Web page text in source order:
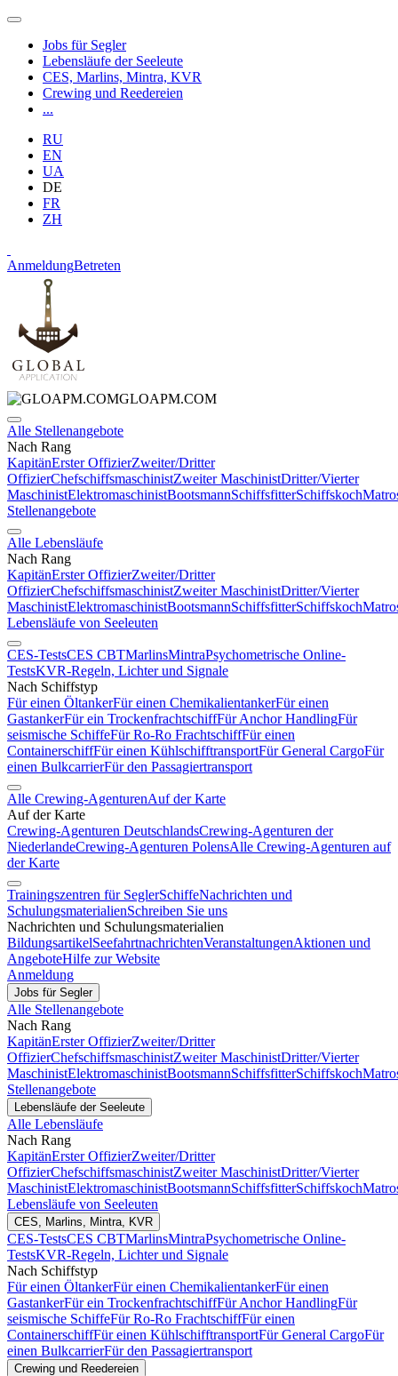
Jobs für Segler
Lebensläufe der Seeleute
CES, Marlins, Mintra, KVR
Crewing und Reedereien
...
RU
EN
UA
DE
FR
ZH
AnmeldungBetreten
GLOAPM.COM
Alle Stellenangebote
Nach Rang
KapitänErster OffizierZweiter/Dritter
OffizierChefschiffsmaschinistZweiter MaschinistDritter/Vierter
MaschinistElektromaschinistBootsmannSchiffsfitterSchiffskoch
Stellenangebote
Alle Lebensläufe
Nach Rang
KapitänErster OffizierZweiter/Dritter
OffizierChefschiffsmaschinistZweiter MaschinistDritter/Vierter
MaschinistElektromaschinistBootsmannSchiffsfitterSchiffskoch
Lebensläufe von Seeleuten
CES-TestsCES CBTMarlinsMintraPsychometrische Online-
TestsKVR-Regeln, Lichter und Signale
Nach Schiffstyp
Für einen ÖltankerFür einen ChemikalientankerFür einen
GastankerFür ein TrockenfrachtschiffFür Anchor HandlingFür
seismische SchiffeFür Ro-Ro FrachtschiffFür einen
ContainerschiffFür einen KühlschifftransportFür General CargoFür
einen BulkcarrierFür den Passagiertransport
Alle Crewing-AgenturenAuf der Karte
Auf der Karte
Crewing-Agenturen DeutschlandsCrewing-Agenturen der
NiederlandeCrewing-Agenturen PolensAlle Crewing-Agenturen auf
der Karte
Trainingszentren für SeglerSchiffeNachrichten und
SchulungsmaterialienSchreiben Sie uns
Nachrichten und Schulungsmaterialien
BildungsartikelSeefahrtnachrichtenVeranstaltungenAktionen und
AngeboteHilfe zur Website
Anmeldung
Jobs für Segler
Alle Stellenangebote
Nach Rang
KapitänErster OffizierZweiter/Dritter
OffizierChefschiffsmaschinistZweiter MaschinistDritter/Vierter
MaschinistElektromaschinistBootsmannSchiffsfitterSchiffskoch
Stellenangebote
Lebensläufe der Seeleute
Alle Lebensläufe
Nach Rang
KapitänErster OffizierZweiter/Dritter
OffizierChefschiffsmaschinistZweiter MaschinistDritter/Vierter
MaschinistElektromaschinistBootsmannSchiffsfitterSchiffskoch
Lebensläufe von Seeleuten
CES, Marlins, Mintra, KVR
CES-TestsCES CBTMarlinsMintraPsychometrische Online-
TestsKVR-Regeln, Lichter und Signale
Nach Schiffstyp
Für einen ÖltankerFür einen ChemikalientankerFür einen
GastankerFür ein TrockenfrachtschiffFür Anchor HandlingFür
seismische SchiffeFür Ro-Ro FrachtschiffFür einen
ContainerschiffFür einen KühlschifftransportFür General CargoFür
einen BulkcarrierFür den Passagiertransport
Crewing und Reedereien